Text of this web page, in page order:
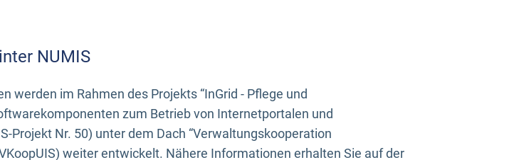
NUMIS
werden im Rahmen des Projekts “InGrid - Pflege und
zum Betrieb von Internetportalen und
Projekt Nr. 50) unter dem Dach “Verwaltungskooperation
weiter entwickelt. Nähere Informationen erhalten Sie auf der